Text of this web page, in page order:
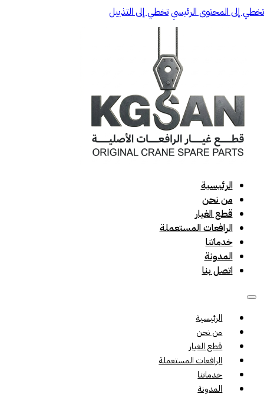
تخطي إلى المحتوى الرئيسيتخطي إلى التذييل
الرئيسية
من نحن
قطع الغيار
الرافعات المستعملة
خدماتنا
المدونة
اتصل بنا
الرئيسية
من نحن
قطع الغيار
الرافعات المستعملة
خدماتنا
المدونة